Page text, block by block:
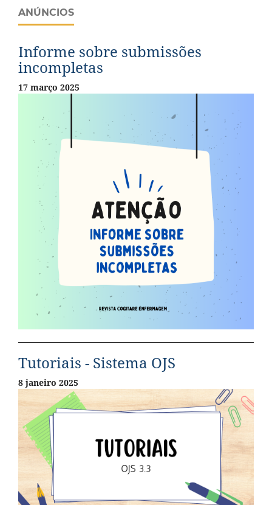
ANÚNCIOS
Informe sobre submissões
incompletas
17 março 2025
Tutoriais - Sistema OJS
8 janeiro 2025